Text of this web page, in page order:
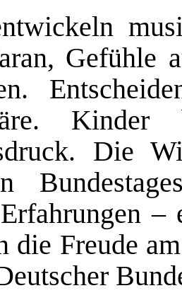
Gefühle
Kinder
Die
–
die Freude